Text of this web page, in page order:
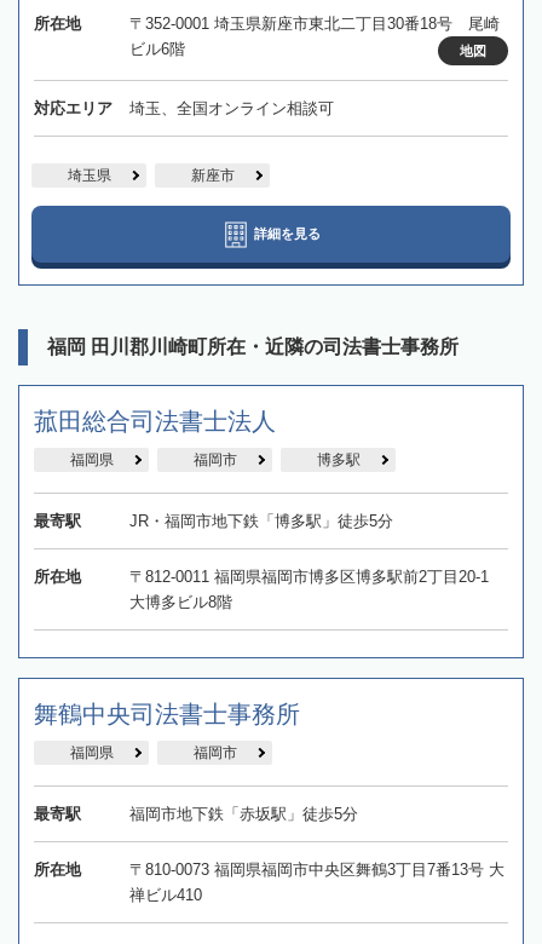
所在地
〒352-0001 埼玉県新座市東北二丁目30番18号 尾崎
ビル6階
地図
対応エリア 埼玉、全国オンライン相談可
埼玉県 新座市
詳細を見る
福岡 田川郡川崎町所在・近隣の司法書士事務所
菰田総合司法書士法人
福岡県 福岡市 博多駅
最寄駅 JR・福岡市地下鉄「博多駅」徒歩5分
所在地
〒812-0011 福岡県福岡市博多区博多駅前2丁目20-1
大博多ビル8階
舞鶴中央司法書士事務所
福岡県 福岡市
最寄駅 福岡市地下鉄「赤坂駅」徒歩5分
所在地
〒810-0073 福岡県福岡市中央区舞鶴3丁目7番13号 大
禅ビル410